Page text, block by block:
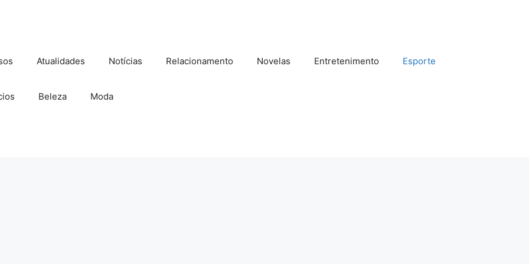
Atualidades Notícias Relacionamento Novelas Entretenimento Esporte
Beleza Moda